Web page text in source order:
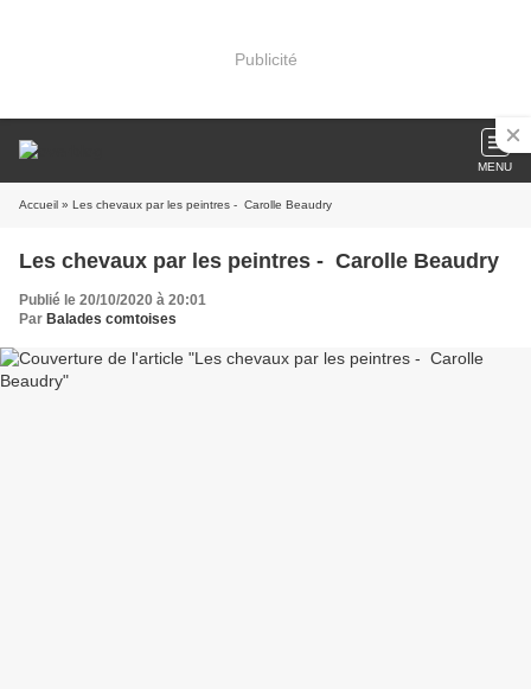
Publicité
MENU
Accueil » Les chevaux par les peintres - Carolle Beaudry
Les chevaux par les peintres - Carolle Beaudry
Publié le 20/10/2020 à 20:01
Par Balades comtoises